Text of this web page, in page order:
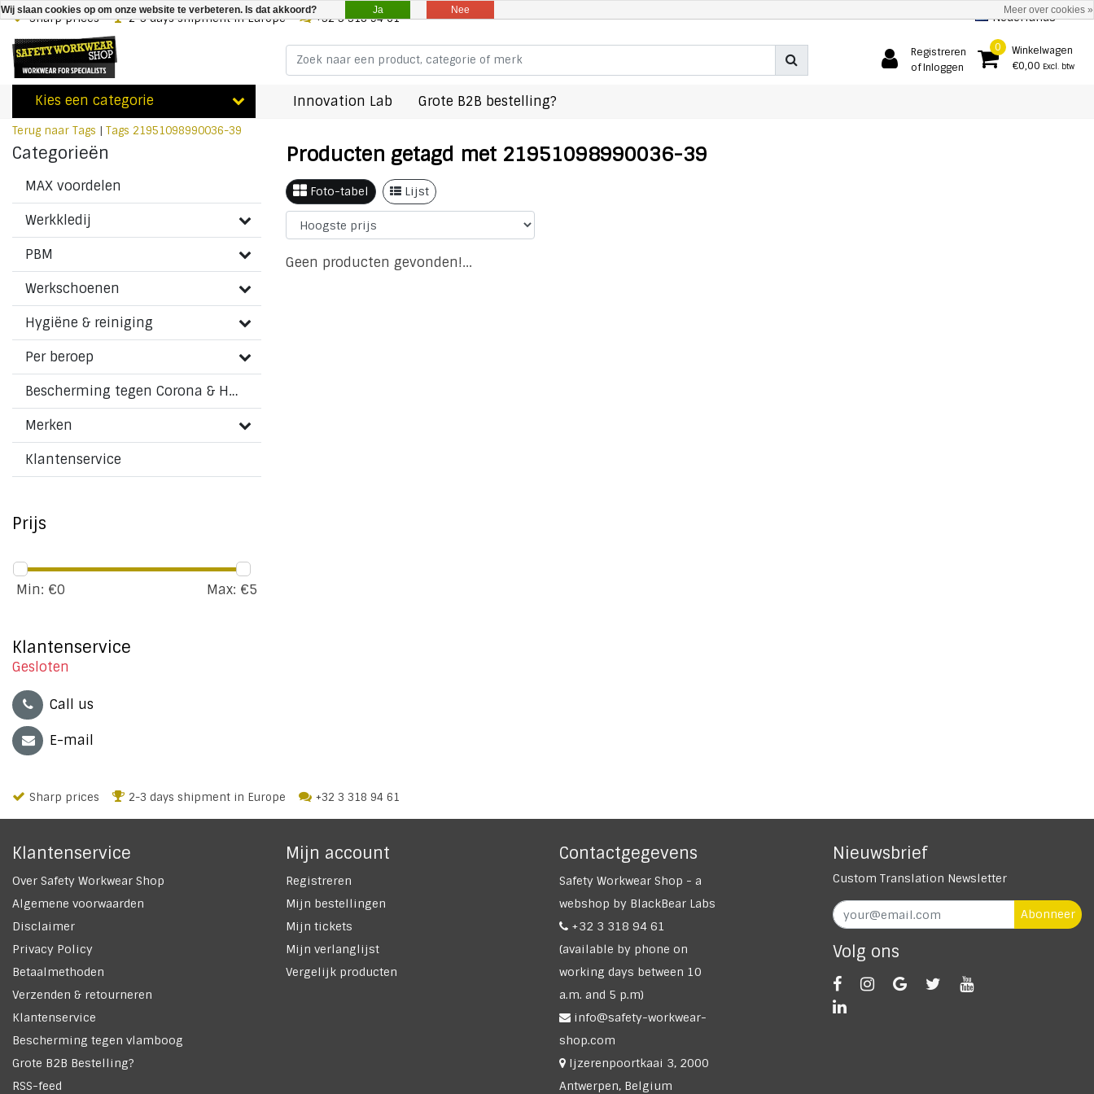
Sharp prices 2-3 days shipment in Europe +32 3 318 94 61 Nederlands
Registreren
of Inloggen
0
Winkelwagen
€0,00 Excl. btw
Kies een categorie Innovation Lab Grote B2B bestelling?
Terug naar Tags | Tags 21951098990036-39
Categorieën
MAX voordelen
Werkkledij
PBM
Werkschoenen
Hygiëne & reiniging
Per beroep
Bescherming tegen Corona & HMPV virus
Merken
Klantenservice
Prijs
Min: €0 Max: €5
Klantenservice
Gesloten
Call us
E-mail
Producten getagd met 21951098990036-39
Foto-tabel Lijst
Geen producten gevonden!...
Sharp prices 2-3 days shipment in Europe +32 3 318 94 61
Klantenservice
Over Safety Workwear Shop
Algemene voorwaarden
Disclaimer
Privacy Policy
Betaalmethoden
Verzenden & retourneren
Klantenservice
Bescherming tegen vlamboog
Grote B2B Bestelling?
RSS-feed
Mijn account
Registreren
Mijn bestellingen
Mijn tickets
Mijn verlanglijst
Vergelijk producten
Contactgegevens
Safety Workwear Shop - a
webshop by BlackBear Labs
+32 3 318 94 61
(available by phone on
working days between 10
a.m. and 5 p.m)
info@safety-workwear-
shop.com
Ijzerenpoortkaai 3, 2000
Antwerpen, Belgium
Nieuwsbrief
Custom Translation Newsletter
Abonneer
Volg ons
Wij slaan cookies op om onze website te verbeteren. Is dat akkoord? Ja Nee Meer over cookies »